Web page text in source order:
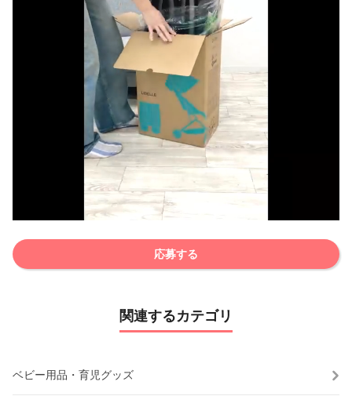
応募する
関連するカテゴリ
ベビー用品・育児グッズ